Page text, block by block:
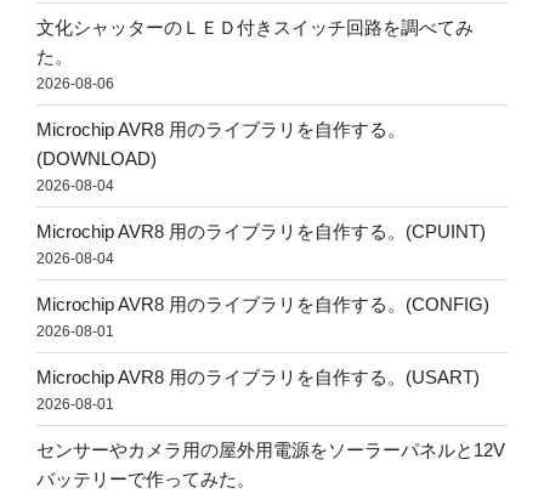
文化シャッターのＬＥＤ付きスイッチ回路を調べてみ
た。
2026-08-06
Microchip AVR8 用のライブラリを自作する。
(DOWNLOAD)
2026-08-04
Microchip AVR8 用のライブラリを自作する。(CPUINT)
2026-08-04
Microchip AVR8 用のライブラリを自作する。(CONFIG)
2026-08-01
Microchip AVR8 用のライブラリを自作する。(USART)
2026-08-01
センサーやカメラ用の屋外用電源をソーラーパネルと12V
バッテリーで作ってみた。